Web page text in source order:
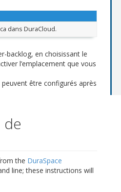
dans DuraCloud.
backlog, en choisissant le
l’emplacement que vous
être configurés après
de
the DuraSpace
line; these instructions will